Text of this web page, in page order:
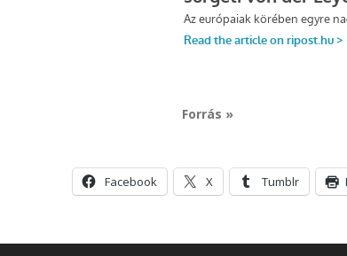
Forrás »
Facebook X Tumblr